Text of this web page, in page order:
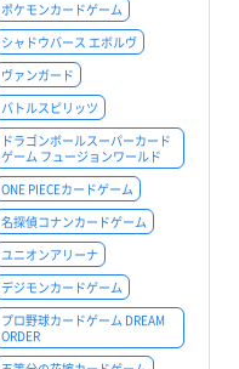
ポケモンカードゲーム
シャドウバース エボルヴ
ヴァンガード
バトルスピリッツ
ドラゴンボールスーパーカード
ゲーム フュージョンワールド
ONE PIECEカードゲーム
名探偵コナンカードゲーム
ユニオンアリーナ
デジモンカードゲーム
プロ野球カードゲーム DREAM
ORDER